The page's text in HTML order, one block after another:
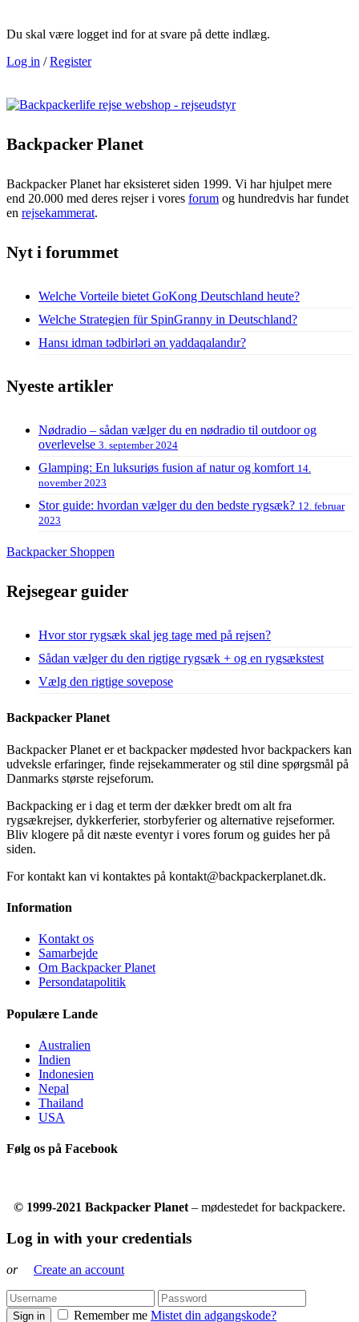
Du skal være logget ind for at svare på dette indlæg.
Log in /Register
Backpacker Planet
Backpacker Planet har eksisteret siden 1999. Vi har hjulpet mere
end 20.000 med deres rejser i vores forum og hundredvis har fundet
en rejsekammerat.
Nyt i forummet
Welche Vorteile bietet GoKong Deutschland heute?
Welche Strategien für SpinGranny in Deutschland?
Hansı idman tədbirləri ən yaddaqalandır?
Nyeste artikler
Nødradio – sådan vælger du en nødradio til outdoor og
overlevelse 3. september 2024
Glamping: En luksuriøs fusion af natur og komfort 14.
november 2023
Stor guide: hvordan vælger du den bedste rygsæk? 12. februar
2023
Backpacker Shoppen
Rejsegear guider
Hvor stor rygsæk skal jeg tage med på rejsen?
Sådan vælger du den rigtige rygsæk + og en rygsækstest
Vælg den rigtige sovepose
Backpacker Planet
Backpacker Planet er et backpacker mødested hvor backpackers kan
udveksle erfaringer, finde rejsekammerater og stil dine spørgsmål på
Danmarks største rejseforum.
Backpacking er i dag et term der dækker bredt om alt fra
rygsækrejser, dykkerferier, storbyferier og alternative rejseformer.
Bliv klogere på dit næste eventyr i vores forum og guides her på
siden.
For kontakt kan vi kontaktes på kontakt@backpackerplanet.dk.
Information
Kontakt os
Samarbejde
Om Backpacker Planet
Persondatapolitik
Populære Lande
Australien
Indien
Indonesien
Nepal
Thailand
USA
Følg os på Facebook
© 1999-2021 Backpacker Planet – mødestedet for backpackere.
Log in with your credentials
or Create an account
Sign in Remember me Mistet din adgangskode?